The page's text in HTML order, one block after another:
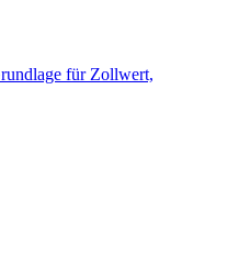
für Zollwert,